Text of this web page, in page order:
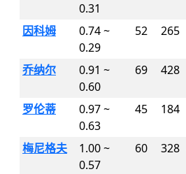
0.31
因科姆
0.74 ~
0.29
52 265
乔纳尔
0.91 ~
0.60
69 428
罗伦蒂
0.97 ~
0.63
45 184
梅尼格夫
1.00 ~
0.57
60 328